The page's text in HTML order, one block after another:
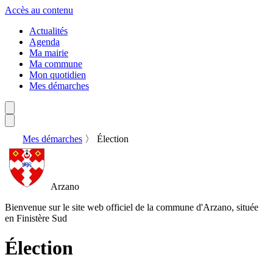
Accès au contenu
Actualités
Agenda
Ma mairie
Ma commune
Mon quotidien
Mes démarches
Mes démarches 〉 Élection
Arzano
Bienvenue sur le site web officiel de la commune d'Arzano, située
en Finistère Sud
Élection